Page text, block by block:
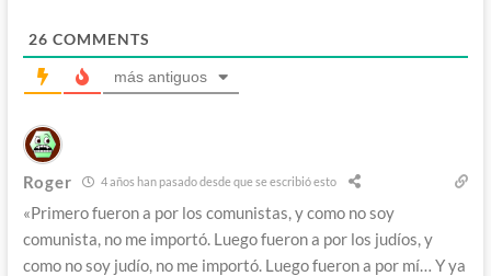
26 COMMENTS
más antiguos
Roger 4 años han pasado desde que se escribió esto
«Primero fueron a por los comunistas, y como no soy
comunista, no me importó. Luego fueron a por los judíos, y
como no soy judío, no me importó. Luego fueron a por mí… Y ya